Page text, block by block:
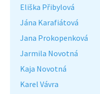
Eliška Přibylová
Jána Karafiátová
Jana Prokopenková
Jarmila Novotná
Kaja Novotná
Karel Vávra